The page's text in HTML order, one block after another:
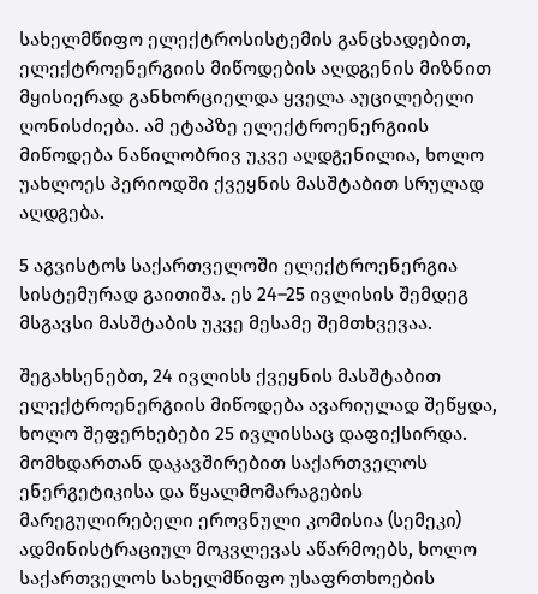
სახელმწიფო ელექტროსისტემის განცხადებით,
ელექტროენერგიის მიწოდების აღდგენის მიზნით
მყისიერად განხორციელდა ყველა აუცილებელი
ღონისძიება. ამ ეტაპზე ელექტროენერგიის
მიწოდება ნაწილობრივ უკვე აღდგენილია, ხოლო
უახლოეს პერიოდში ქვეყნის მასშტაბით სრულად
აღდგება.
5 აგვისტოს საქართველოში ელექტროენერგია
სისტემურად გაითიშა. ეს 24–25 ივლისის შემდეგ
მსგავსი მასშტაბის უკვე მესამე შემთხვევაა.
შეგახსენებთ, 24 ივლისს ქვეყნის მასშტაბით
ელექტროენერგიის მიწოდება ავარიულად შეწყდა,
ხოლო შეფერხებები 25 ივლისსაც დაფიქსირდა.
მომხდართან დაკავშირებით საქართველოს
ენერგეტიკისა და წყალმომარაგების
მარეგულირებელი ეროვნული კომისია (სემეკი)
ადმინისტრაციულ მოკვლევას აწარმოებს, ხოლო
საქართველოს სახელმწიფო უსაფრთხოების